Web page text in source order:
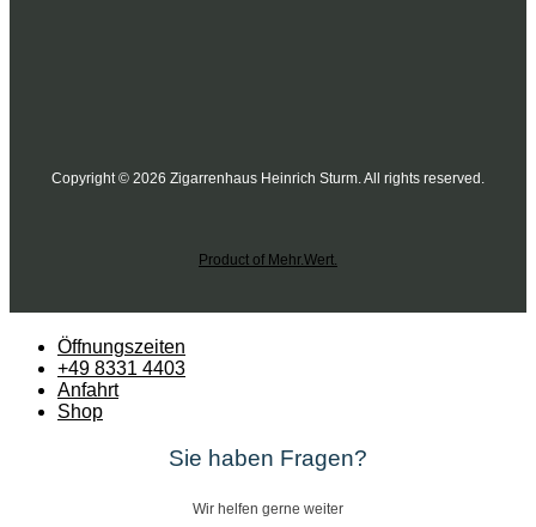
Copyright © 2026 Zigarrenhaus Heinrich Sturm. All rights reserved.
Product of Mehr.Wert.
Öffnungszeiten
+49 8331 4403
Anfahrt
Shop
Sie haben Fragen?
Wir helfen gerne weiter